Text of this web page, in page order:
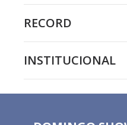
RECORD
INSTITUCIONAL